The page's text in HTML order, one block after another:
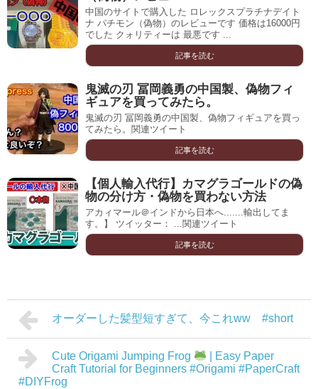
中国のサイトで購入した ロレックスプラチナデイト
ナ パチモン（偽物）のレビューです 価格は16000円
でした クォリティーは 最悪です ...
記事を読む
鬼滅の刃 冨岡義勇の中国製、偽物フィ
ギュアを買ってみたら。
鬼滅の刃 冨岡義勇の中国製、偽物フィギュアを買っ
てみたら。関連ツイート
記事を読む
【個人輸入代行】カマグラゴールドの偽
物の分け方・偽物を買わない方法
アカィマール＠インドから日本へ.......輸出してま
す。】 ツイッター： ...関連ツイート
記事を読む
オーダーした髪型短すぎて、今これww #short
Cute Origami Jumping Frog
| Easy Paper
Craft Tutorial for Beginners #Origami #PaperCraft
#DIYFrog